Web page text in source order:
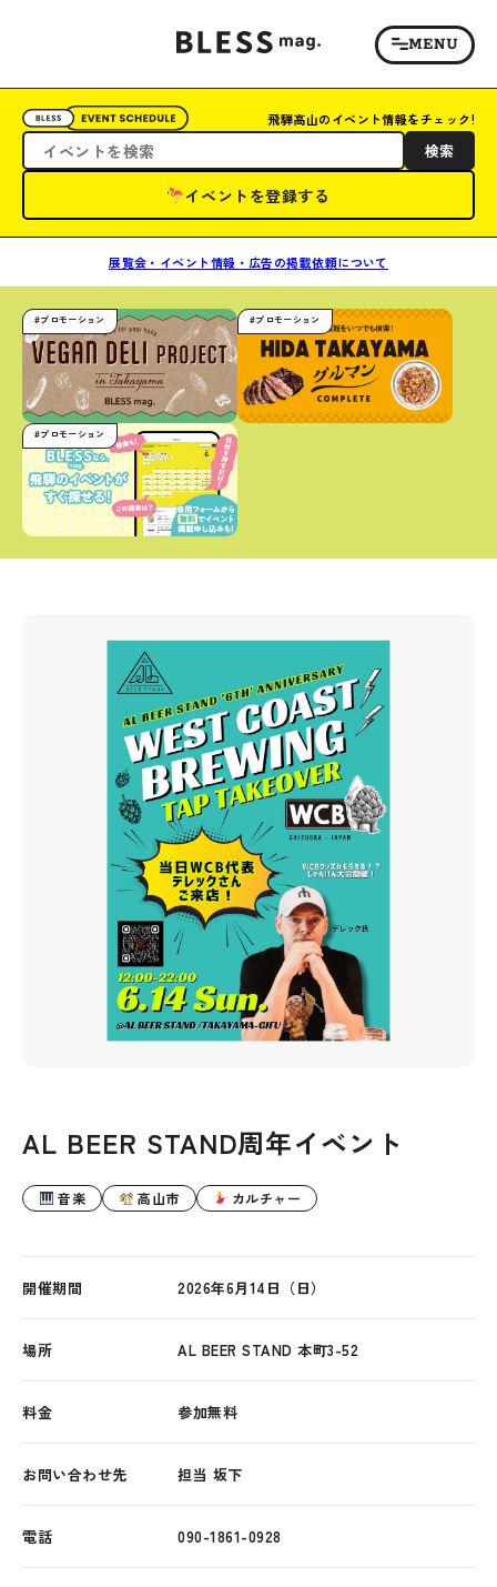
飛騨高山のイベント情報をチェック!
検索
イベントを登録する
展覧会・イベント情報・広告の掲載依頼について
#プロモーション #プロモーション
#プロモーション
AL BEER STAND周年イベント
音楽 高山市 カルチャー
開催期間 2026年6月14日（日）
場所 AL BEER STAND 本町3-52
料金 参加無料
お問い合わせ先 担当 坂下
電話 090-1861-0928